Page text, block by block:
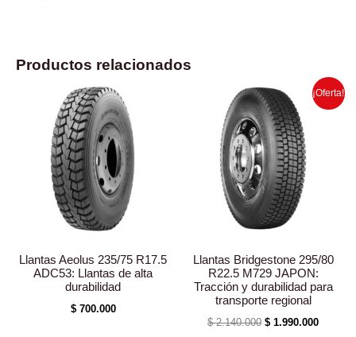
Productos relacionados
Llantas Aeolus 235/75 R17.5
ADC53: Llantas de alta
durabilidad
$700.000
¡Oferta!
Llantas Bridgestone 295/80
R22.5 M729 JAPON:
Tracción y durabilidad para
transporte regional
$2.140.000
El
precio
original
era:
$ 2.140.000.
$ 1.990.000
El
precio